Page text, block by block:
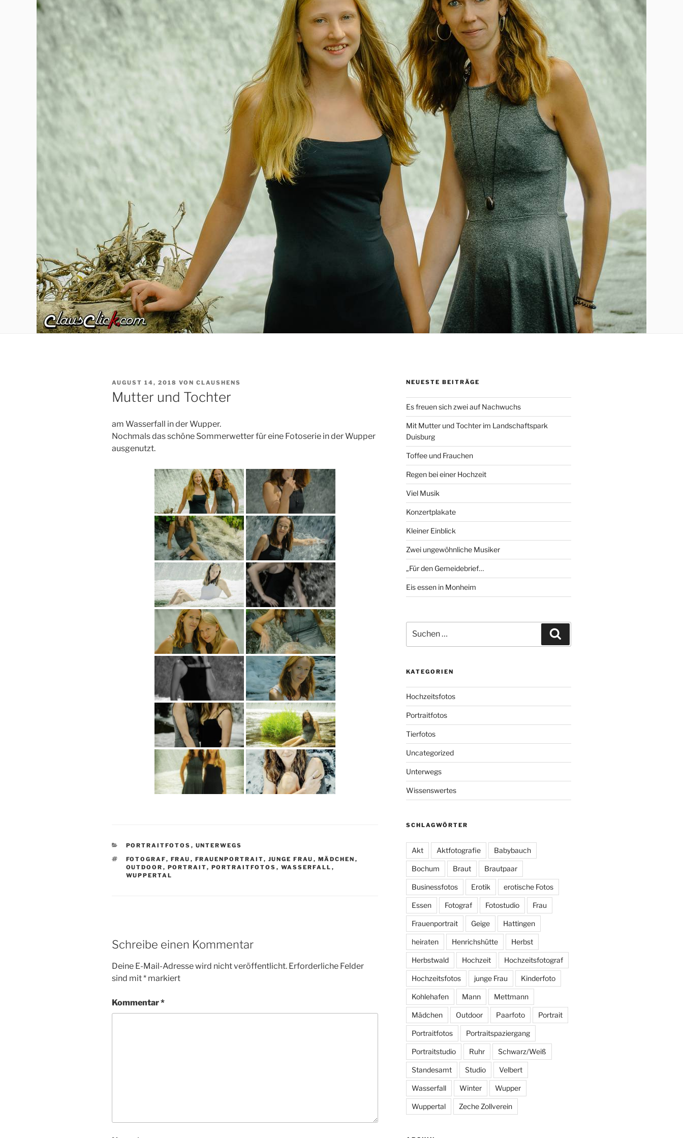
VERÖFFENTLICHT
AM
AUGUST 14, 2018 VON CLAUSHENS
Mutter und Tochter
am Wasserfall in der Wupper.
Nochmals das schöne Sommerwetter für eine Fotoserie in der Wupper
ausgenutzt.
KATEGORIEN
PORTRAITFOTOS , UNTERWEGS
SCHLAGWÖRTER
FOTOGRAF, FRAU , FRAUENPORTRAIT, JUNGE FRAU , MÄDCHEN ,
OUTDOOR , PORTRAIT, PORTRAITFOTOS , WASSERFALL ,
WUPPERTAL
Schreibe einen Kommentar
Deine E-Mail-Adresse wird nicht veröffentlicht. Erforderliche Felder
sind mit* markiert
Kommentar*
NEUESTE BEITRÄGE
Es freuen sich zwei auf Nachwuchs
Mit Mutter und Tochter im Landschaftspark
Duisburg
Toffee und Frauchen
Regen bei einer Hochzeit
Viel Musik
Konzertplakate
Kleiner Einblick
Zwei ungewöhnliche Musiker
„Für den Gemeidebrief…
Eis essen in Monheim
nach:
KATEGORIEN
Hochzeitsfotos
Portraitfotos
Tierfotos
Uncategorized
Unterwegs
Wissenswertes
SCHLAGWÖRTER
Akt Aktfotografie Babybauch
Bochum Braut Brautpaar
Businessfotos Erotik erotische Fotos
Essen Fotograf Fotostudio Frau
Frauenportrait Geige Hattingen
heiraten Henrichshütte Herbst
Herbstwald Hochzeit Hochzeitsfotograf
Hochzeitsfotos junge Frau Kinderfoto
Kohlehafen Mann Mettmann
Mädchen Outdoor Paarfoto Portrait
Portraitfotos Portraitspaziergang
Portraitstudio Ruhr Schwarz/Weiß
Standesamt Studio Velbert
Wasserfall Winter Wupper
Wuppertal Zeche Zollverein